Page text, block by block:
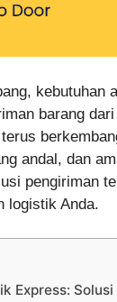
kebutuhan
barang
andal, dan
pengiriman
logistik Anda.
Express: